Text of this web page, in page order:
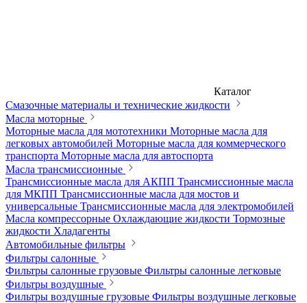
Каталог
Смазочные материалы и технические жидкости
Масла моторные
Моторные масла для мототехники Моторные масла для
легковых автомобилей Моторные масла для коммерческого
транспорта Моторные масла для автоспорта
Масла трансмиссионные
Трансмиссионные масла для АКПП Трансмиссионные масла
для МКПП Трансмиссионные масла для мостов и
универсальные Трансмиссионные масла для электромобилей
Масла компрессорные Охлаждающие жидкости Тормозные
жидкости Хладагенты
Автомобильные фильтры
Фильтры салонные
Фильтры салонные грузовые Фильтры салонные легковые
Фильтры воздушные
Фильтры воздушные грузовые Фильтры воздушные легковые